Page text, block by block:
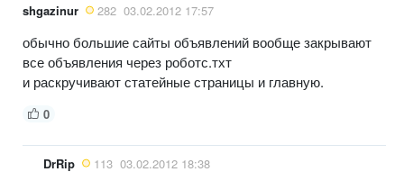
shgazinur 282 03.02.2012 17:57
обычно большие сайты объявлений вообще закрывают
все объявления через роботс.тхт
и раскручивают статейные страницы и главную.
0
DrRip 113 03.02.2012 18:38